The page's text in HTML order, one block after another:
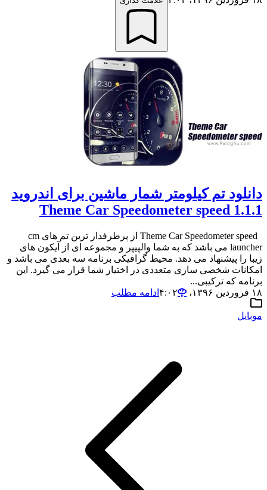
دانلود تم کیلومتر شمار ماشین برای اندروید
Theme Car Speedometer speed 1.1.1
Theme Car Speedometer speed از پرطرفدار ترین تم های cm
launcher می باشد که به شما والپیپر و مجموعه ای از آیکون های
زیبا را پیشنهاد می دهد. محیط گرافیکی برنامه سه بعدی می باشد و
امکانات شخصی سازی متعددی در اختیار شما قرار می گیرد. این
برنامه که ترکیبی...
۱۸ فروردین ۱۳۹۶،‏ ۴:۰۲
ادامه مطلب
موبایل